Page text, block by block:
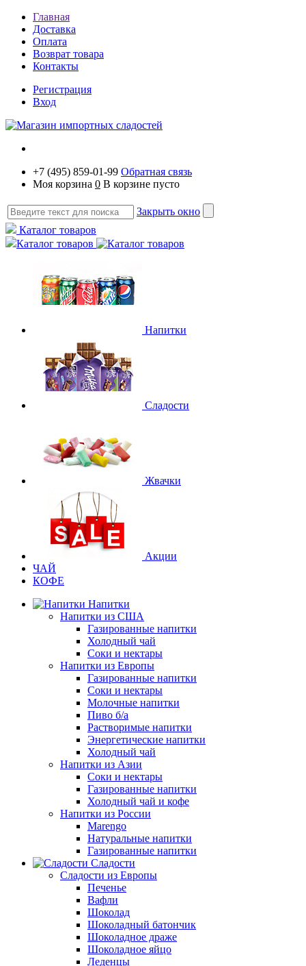
Главная
Доставка
Оплата
Возврат товара
Контакты
Регистрация
Вход
+7 (495) 859-01-99 Обратная связь
Моя корзина 0 В корзине пусто
Закрыть окно
Каталог товаров
Каталог товаров
Напитки
Сладости
Жвачки
Акции
ЧАЙ
КОФЕ
Напитки
Напитки из США
Газированные напитки
Холодный чай
Соки и нектары
Напитки из Европы
Газированные напитки
Соки и нектары
Молочные напитки
Пиво б/а
Растворимые напитки
Энергетические напитки
Холодный чай
Напитки из Азии
Соки и нектары
Газированные напитки
Холодный чай и кофе
Напитки из России
Marengo
Натуральные напитки
Газированные напитки
Сладости
Сладости из Европы
Печенье
Вафли
Шоколад
Шоколадный батончик
Шоколадное драже
Шоколадное яйцо
Леденцы